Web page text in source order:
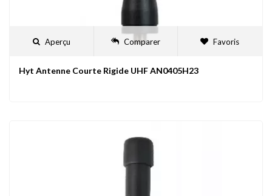
Aperçu Comparer Favoris
Hyt Antenne Courte Rigide UHF AN0405H23